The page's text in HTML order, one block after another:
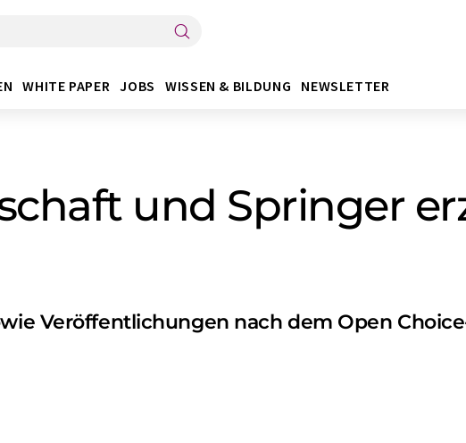
WHITE PAPER JOBS WISSEN & BILDUNG NEWSLETTER
und Springer
Veröffentlichungen nach dem Open